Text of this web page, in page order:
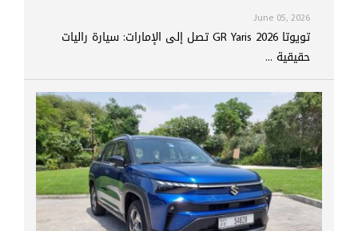
June 05, 2026
تويوتا GR Yaris 2026 تصل إلى الإمارات: سيارة راليات
حقيقية ...